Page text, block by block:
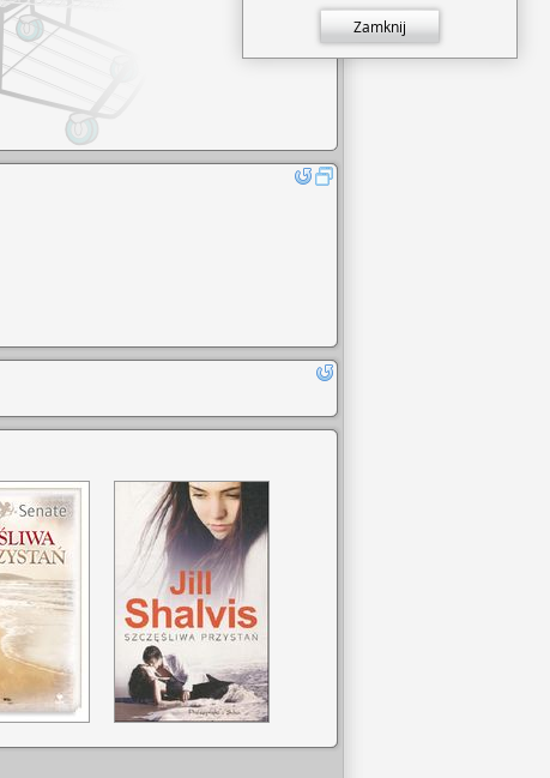
Zamknij